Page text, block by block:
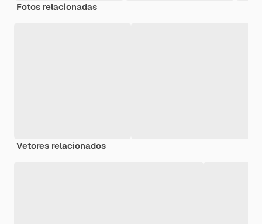
Fotos relacionadas
Vetores relacionados